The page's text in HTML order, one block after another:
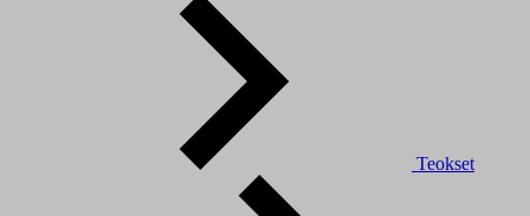
Teokset